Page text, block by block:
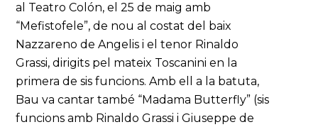
al Teatro Colón, el 25 de maig amb
“Mefistofele”, de nou al costat del baix
Nazzareno de Angelis i el tenor Rinaldo
Grassi, dirigits pel mateix Toscanini en la
primera de sis funcions. Amb ell a la batuta,
Bau va cantar també “Madama Butterfly” (sis
funcions amb Rinaldo Grassi i Giuseppe de